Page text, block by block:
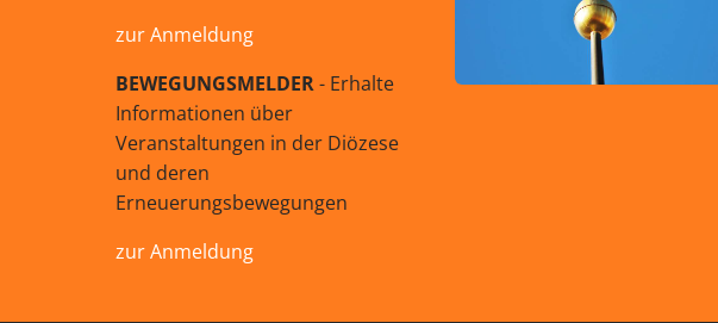
zur Anmeldung
BEWEGUNGSMELDER- Erhalte
Informationen über
Veranstaltungen in der Diözese
und deren
Erneuerungsbewegungen
zur Anmeldung